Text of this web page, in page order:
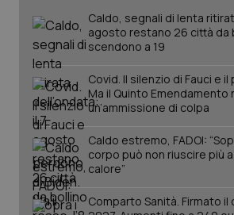
Rene & patologie urogenitali
Salute orale & impianti
Sangue & coagulazione
Tiroide
Caldo, segnali di lenta
agosto restano 26 città da
scendono a 19
Covid. Il silenzio di Fauci e
Ma il Quinto Emendamento
un’ammissione di colpa
Caldo estremo, FADOI:
corpo può non riuscire più
calore”
Comparto Sanità. Firmato
CookieScriptConsent